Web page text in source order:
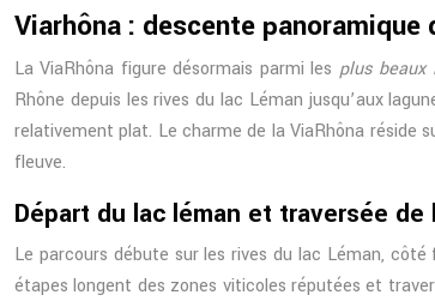
Viarhôna : descente
La ViaRhôna figure désormais parmi les plus beaux
Rhône depuis les rives du lac Léman jusqu’aux
relativement plat. Le charme de la ViaRhôna réside
fleuve.
Départ du lac léman et traversée
Le parcours débute sur les rives du lac Léman,
étapes longent des zones viticoles réputées et